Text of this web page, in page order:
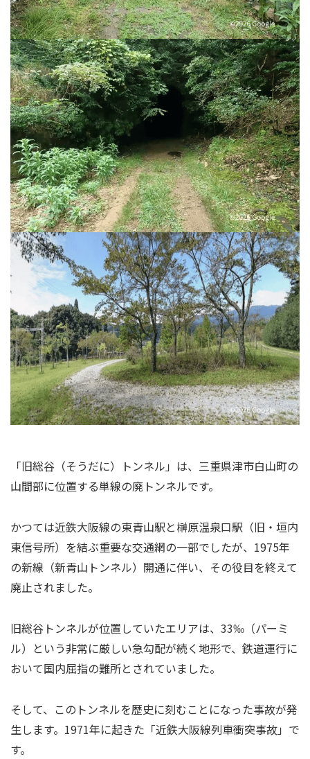
「旧総谷（そうだに）トンネル」は、三重県津市白山町の
山間部に位置する単線の廃トンネルです。
かつては近鉄大阪線の東青山駅と榊原温泉口駅（旧・垣内
東信号所）を結ぶ重要な交通網の一部でしたが、1975年
の新線（新青山トンネル）開通に伴い、その役目を終えて
廃止されました。
旧総谷トンネルが位置していたエリアは、33‰（パーミ
ル）という非常に厳しい急勾配が続く地形で、鉄道運行に
おいて国内屈指の難所とされていました。
そして、このトンネルを歴史に刻むことになった事故が発
生します。1971年に起きた「近鉄大阪線列車衝突事故」で
す。